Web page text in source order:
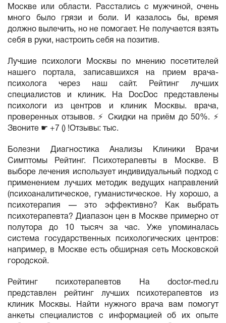
Москве или области. Расстались с мужчиной, очень
много было грязи и боли. И казалось бы, время
должно вылечить, но не помогает. Не получается взять
себя в руки, настроить себя на позитив.
Лучшие психологи Москвы по мнению посетителей
нашего портала, записавшихся на прием врача-
психолога через наш сайт. Рейтинг лучших
специалистов и клиник. На DocDoc представлены
психологи из центров и клиник Москвы. врача,
проверенных отзывов. ⚡ Скидки на приём до 50%. ⚡
Звоните ☛ +7 () !Отзывы: тыс.
Болезни Диагностика Анализы Клиники Врачи
Симптомы Рейтинг. Психотерапевты в Москве. В
выборе лечения использует индивидуальный подход с
применением лучших методик ведущих направлений
(психоаналитическое, гуманистическое. Ну хорошо, а
психотерапия — это эффективно? Как выбрать
психотерапевта? Диапазон цен в Москве примерно от
полутора до 10 тысяч за час. Уже упоминалась
система государственных психологических центров:
например, в Москве есть обширная сеть Московской
городской.
Рейтинг психотерапевтов На doctor-med.ru
представлен рейтинг лучших психотерапевтов из
клиник Москвы. Найти нужного врача вам помогут
анкеты специалистов с информацией об их опыте